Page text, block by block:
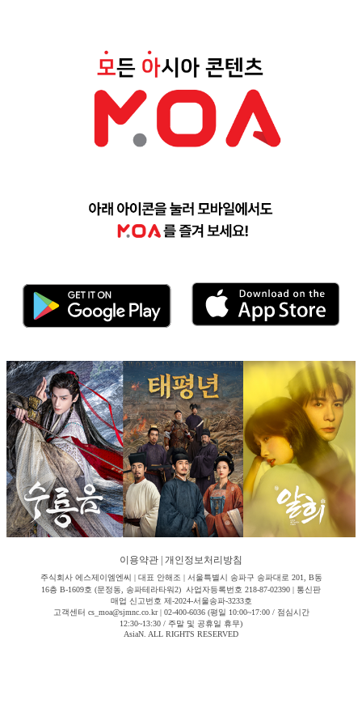
이용약관 개인정보처리방침
주식회사 에스제이엠엔씨 | 대표 안해조 | 서울특별시 송파구 송파대로 201, B동
16층 B-1609호 (문정동, 송파테라타워2) 사업자등록번호 218-87-02390 | 통신판
매업 신고번호 제-2024-서울송파-3233호
고객센터 cs_moa@sjmnc.co.kr | 02-400-6036 (평일 10:00~17:00 / 점심시간
12:30~13:30 / 주말 및 공휴일 휴무)
AsiaN. ALL RIGHTS RESERVED